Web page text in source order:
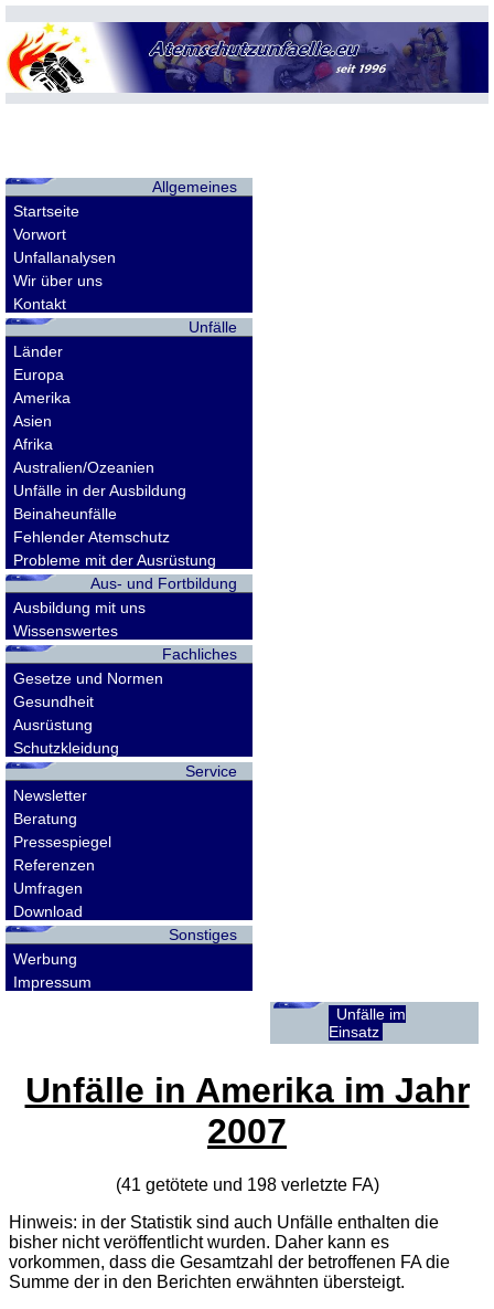
Allgemeines
Startseite
Vorwort
Unfallanalysen
Wir über uns
Kontakt
Unfälle
Länder
Europa
Amerika
Asien
Afrika
Australien/Ozeanien
Unfälle in der Ausbildung
Beinaheunfälle
Fehlender Atemschutz
Probleme mit der Ausrüstung
Aus- und Fortbildung
Ausbildung mit uns
Wissenswertes
Fachliches
Gesetze und Normen
Gesundheit
Ausrüstung
Schutzkleidung
Service
Newsletter
Beratung
Pressespiegel
Referenzen
Umfragen
Download
Sonstiges
Werbung
Impressum
Unfälle im
Einsatz
Unfälle in Amerika im Jahr
2007
(41 getötete und 198 verletzte FA)
Hinweis: in der Statistik sind auch Unfälle enthalten die
bisher nicht veröffentlicht wurden. Daher kann es
vorkommen, dass die Gesamtzahl der betroffenen FAdie
Summe der in den Berichten erwähnten übersteigt.